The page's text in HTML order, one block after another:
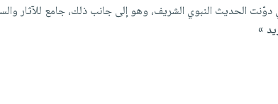
الحديث النبوي الشريف، وهو إلى جانب ذلك، جامع للآثار
»